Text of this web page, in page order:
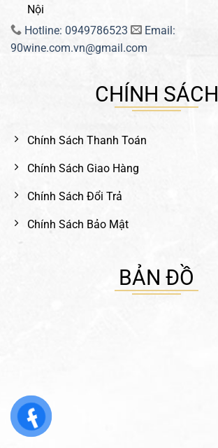
Nội
Hotline: 0949786523
Email:
90wine.com.vn@gmail.com
CHÍNH SÁCH
Chính Sách Thanh Toán
Chính Sách Giao Hàng
Chính Sách Đổi Trả
Chính Sách Bảo Mật
BẢN ĐỒ